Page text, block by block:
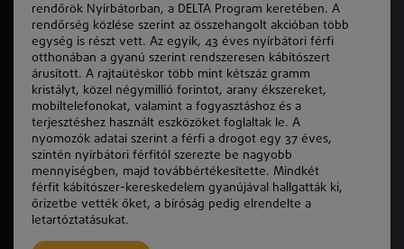
rendőrö k Nyírbátorban, a DELTA Program keretében. A
rendőrség közlése szerint az összehangolt akcióban több
egység is részt vett. Az egyik, 43 éves nyírbátori férfi
otthonában a gyanú szerint rendszeresen kábítószert
árusított. A rajtaütéskor több mint kétszáz gramm
kristályt, közel négymillió forintot, arany ékszereket,
mobiltelefonokat, valamint a fogyasztáshoz és a
terjesztéshez használt eszközöket foglaltak le. A
nyomozó k adatai szerint a férfi a drogot egy 37 éves,
szintén nyírbátori férfitól szerezte be nagyobb
mennyiségben, majd továbbértékesítette. Mindkét
férfit kábítószer-kereskedelem gyanújával hallgatták ki,
őrizetbe vetté k őket, a bíróság pedig elrendelte a
letartóztatásukat.